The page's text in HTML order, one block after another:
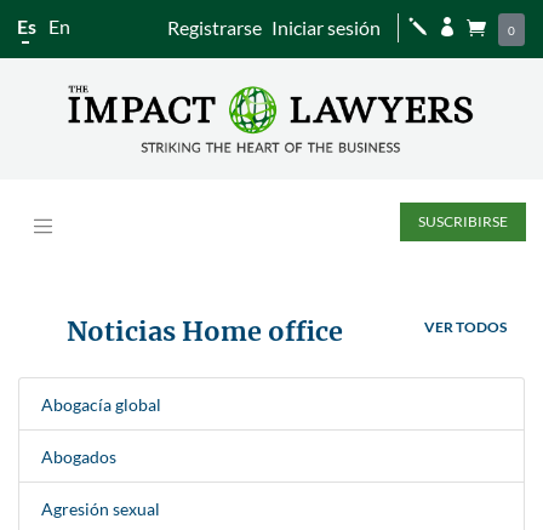
Es En Registrarse Iniciar sesión j   0
SUSCRIBIRSE
Noticias Home office VER TODOS
Abogacía global
Abogados
Agresión sexual